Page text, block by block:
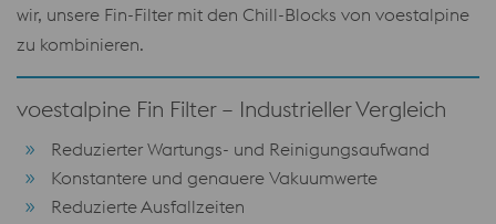
wir, unsere Fin-Filter mit den Chill-Blocks von voestalpine
zu kombinieren.
voestalpine Fin Filter – Industrieller Vergleich
Reduzierter Wartungs- und Reinigungsaufwand
Konstantere und genauere Vakuumwerte
Reduzierte Ausfallzeiten